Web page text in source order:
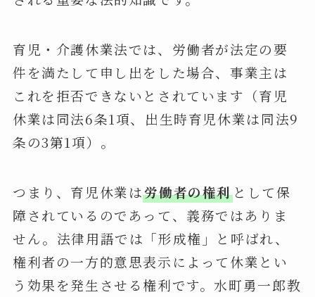
育児・介護休業法では、労働者が法定の要
件を満たして申し出をした場合、事業主は
これを拒否できないとされています（育児
休業は同法6条1項、出生時育児休業は同法9
条の3第1項）。
つまり、育児休業は労働者の権利 として保
障されているのであって、義務ではありま
せん。法律用語では「形成権」と呼ばれ、
権利者の一方的意思表示によって休業とい
う効果を発生させる権利です。水町勇一郎教